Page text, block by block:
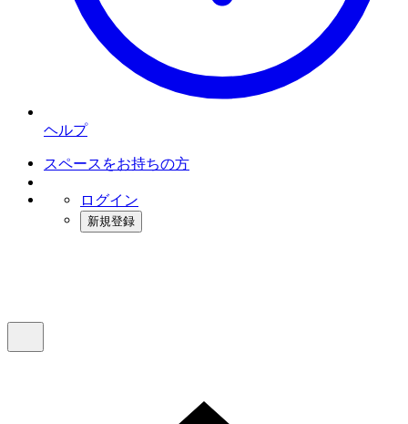
ヘルプ
スペースをお持ちの方
ログイン
新規登録